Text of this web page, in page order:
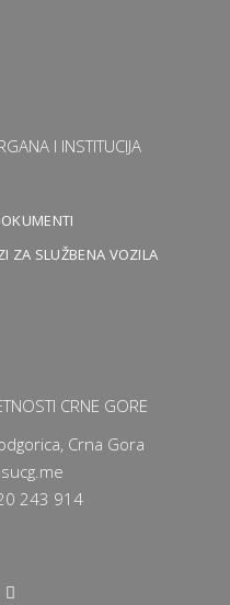
I INSTITUCIJA
ZA SLUŽBENA VOZILA
CRNE GORE
Crna Gora
243 914